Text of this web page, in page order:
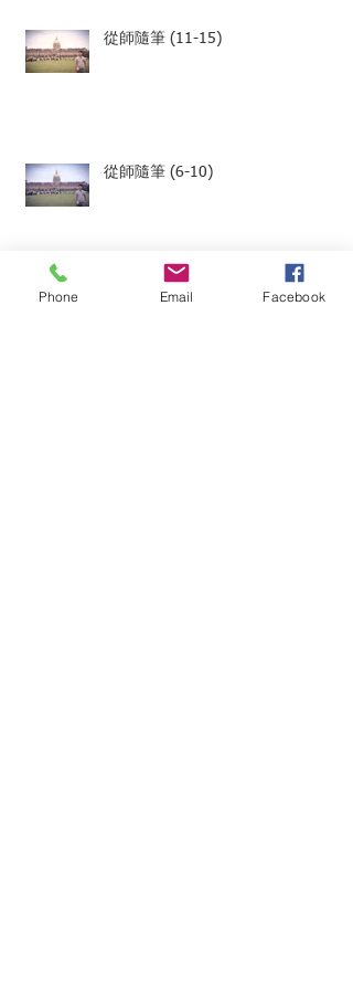
從師隨筆 (11-15)
從師隨筆 (6-10)
從師隨筆 (1-5)
Phone Email Facebook